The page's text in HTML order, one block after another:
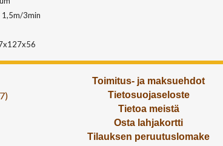
1,5m/3min
Toimitus- ja maksuehdot
Tietosuojaseloste
Tietoa meistä
Osta lahjakortti
Tilauksen peruutuslomake